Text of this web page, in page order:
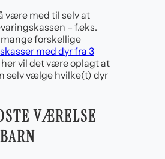
være med til selv at
– f.eks.
forskellige
med dyr fra 3
her vil det være oplagt at
selv vælge hvilke(t) dyr
VÆRELSE